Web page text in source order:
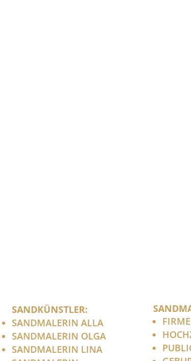
SANDKÜNSTLER:
SANDMALERIN ALLA
SANDMALERIN OLGA
SANDMALERIN LINA